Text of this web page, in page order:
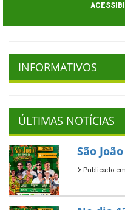
INFORMATIVOS
ÚLTIMAS NOTÍCIAS
São
Publicado